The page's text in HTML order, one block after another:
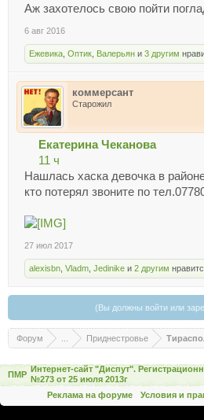
взято с
https://www.facebook.com/groups/
Аж захотелось свою пойти
6 авг 2016
Ежевика Оптик Валерьян и 3 другим
коммерсант
Старожил
Екатерина Чеканова
11 ч
Нашлась хаска девочка в
кто потерял звоните по
27 июл 2017
alexisbn Vladm Jedinike и 2 другим
(Вы должны войти или
Форум Приднестровье
ПМР
Интернет-сайт "Диспут".
№273 от 25 июля 2013г
Реклама на форуме
Условия и